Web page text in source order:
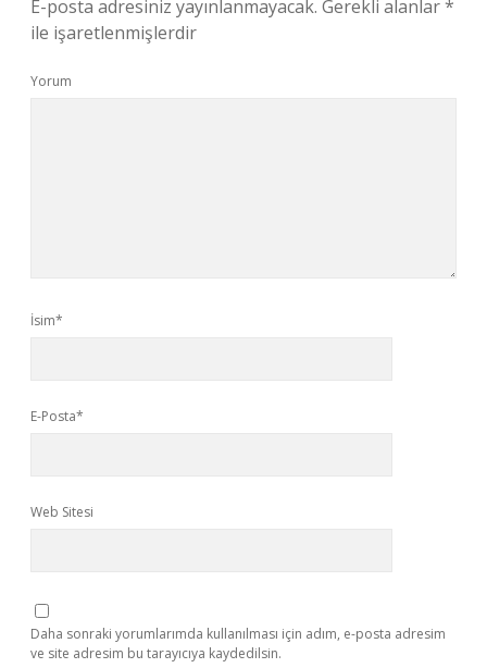
E-posta adresiniz yayınlanmayacak. Gerekli alanlar*
ile işaretlenmişlerdir
Yorum
İsim*
E-Posta*
Web Sitesi
Daha sonraki yorumlarımda kullanılması için adım, e-posta adresim
ve site adresim bu tarayıcıya kaydedilsin.